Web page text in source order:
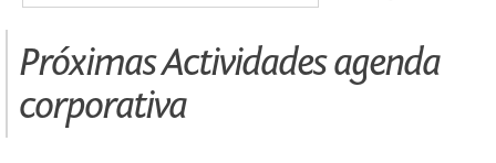
Próximas Actividades agenda
corporativa